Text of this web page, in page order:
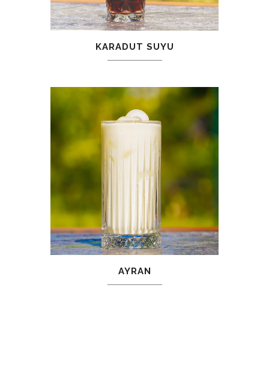
KARADUT SUYU
AYRAN